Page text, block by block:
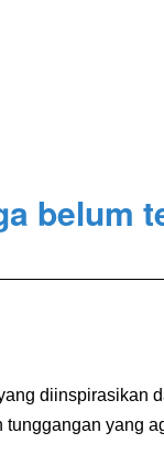
belum
yang